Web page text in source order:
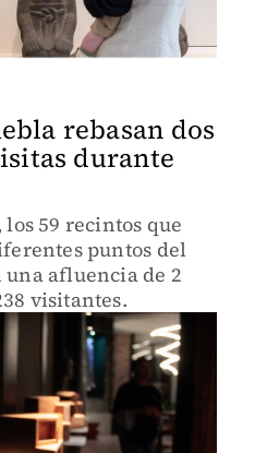
rebasan dos
durante
59 recintos que
puntos del
afluencia de 2
visitantes.